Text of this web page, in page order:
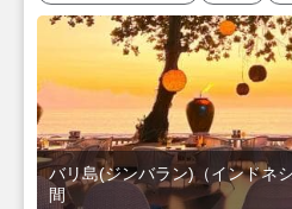
バリ島(ジンバラン)（インドネ
間